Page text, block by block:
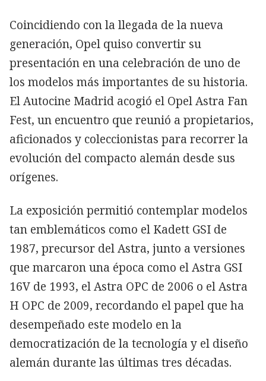
Coincidiendo con la llegada de la nueva
generación, Opel quiso convertir su
presentación en una celebración de uno de
los modelos más importantes de su historia.
El Autocine Madrid acogió el Opel Astra Fan
Fest, un encuentro que reunió a propietarios,
aficionados y coleccionistas para recorrer la
evolución del compacto alemán desde sus
orígenes.
La exposición permitió contemplar modelos
tan emblemáticos como el Kadett GSI de
1987, precursor del Astra, junto a versiones
que marcaron una época como el Astra GSI
16V de 1993, el Astra OPC de 2006 o el Astra
H OPC de 2009, recordando el papel que ha
desempeñado este modelo en la
democratización de la tecnología y el diseño
alemán durante las últimas tres décadas.